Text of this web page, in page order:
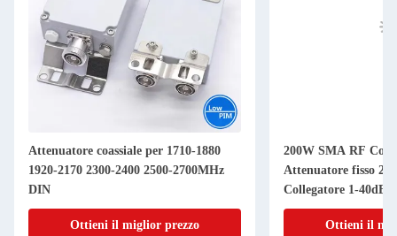
Attenuatore coassiale per 1710-1880
1920-2170 2300-2400 2500-2700MHz
DIN
Ottieni il miglior prezzo
200W SMA RF
Attenuatore fisso
Collegatore 1-40dB
Ottieni il